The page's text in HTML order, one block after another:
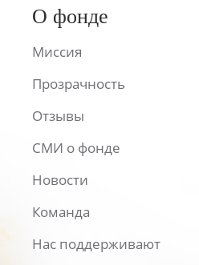
О фонде
Миссия
Прозрачность
Отзывы
СМИ о фонде
Новости
Команда
Нас поддерживают